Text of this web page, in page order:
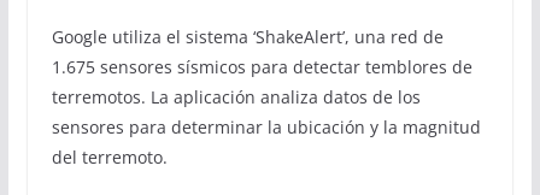
Google utiliza el sistema ‘ShakeAlert’, una red de
1.675 sensores sísmicos para detectar temblores de
terremotos. La aplicación analiza datos de los
sensores para determinar la ubicación y la magnitud
del terremoto.